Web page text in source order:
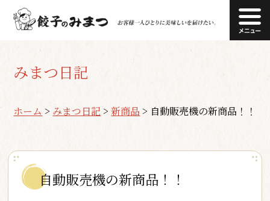
みまつ日記
ホーム > みまつ日記 >新商品 > 自動販売機の新商品！！
自動販売機の新商品！！